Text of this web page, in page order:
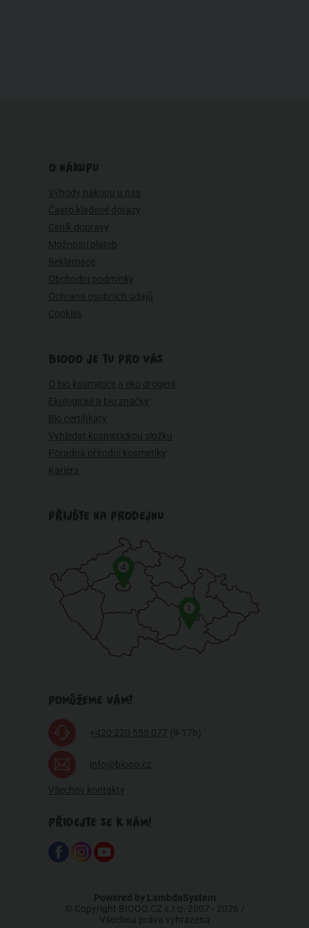
O NÁKUPU
Výhody nákupu u nás
Často kladené dotazy
Ceník dopravy
Možnosti plateb
Reklamace
Obchodní podmínky
Ochrana osobních údajů
Cookies
BIOOO JE TU PRO VÁS
O bio kosmetice a eko drogerii
Ekologické a bio značky
Bio certifikáty
Vyhledat kosmetickou složku
Poradna přírodní kosmetiky
Kariéra
PŘIJĎTE NA PRODEJNU
1
4
POMŮŽEME VÁM?
+420 220 555 077 (9-17h)
info@biooo.cz
Všechny kontakty
PŘIDEJTE SE K NÁM!
Powered by LambdaSystem
© Copyright BIOOO.CZ s.r.o. 2007 - 2026 /
Všechna práva vyhrazena